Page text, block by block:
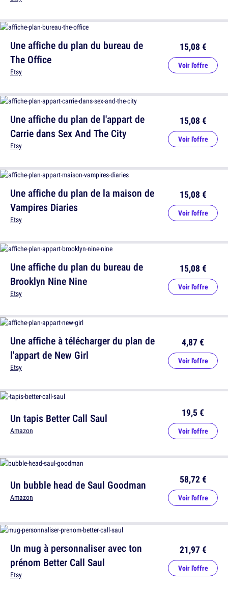
Une affiche du plan de la maison de
Vampires Diaries
Etsy
15,08 €
Voir l'offre
Une affiche à télécharger du plan de
l'appart de New Girl
Etsy
4,87 €
Voir l'offre
Un bubble head de Saul Goodman
Amazon
58,72 €
Voir l'offre
Une affiche du plan du bureau de
The Office
Etsy
15,08 €
Voir l'offre
Une affiche du plan de l'appart de
Carrie dans Sex And The City
Etsy
15,08 €
Voir l'offre
Une affiche du plan du bureau de
Brooklyn Nine Nine
Etsy
15,08 €
Voir l'offre
Un tapis Better Call Saul
Amazon
19,5 €
Voir l'offre
Un mug à personnaliser avec ton
prénom Better Call Saul
Etsy
21,97 €
Voir l'offre